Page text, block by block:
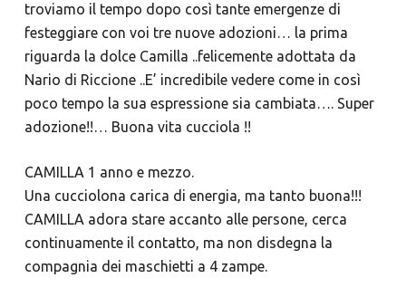
troviamo il tempo dopo così tante emergenze di
festeggiare con voi tre nuove adozioni… la prima
riguarda la dolce Camilla ..felicemente adottata da
Nario di Riccione ..E’ incredibile vedere come in così
poco tempo la sua espressione sia cambiata…. Super
adozione!!… Buona vita cucciola !!
CAMILLA 1 anno e mezzo.
Una cucciolona carica di energia, ma tanto buona!!!
CAMILLA adora stare accanto alle persone, cerca
continuamente il contatto, ma non disdegna la
compagnia dei maschietti a 4 zampe.